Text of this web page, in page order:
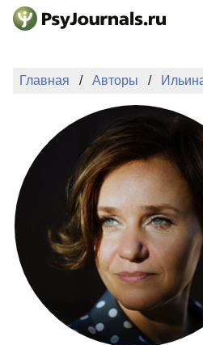
Перейти к основному содержанию
АВТОРЫ
ПОДАТЬ
БАЗА
КЛЮЧЕВЫЕ
Регистрация
Главная Авторы